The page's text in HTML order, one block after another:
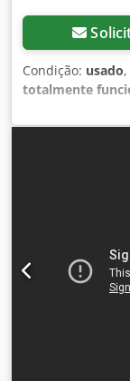
Condição: usado
totalmente
ALLEGRO38,
manutenção.
Dcjdpozmtyhefx